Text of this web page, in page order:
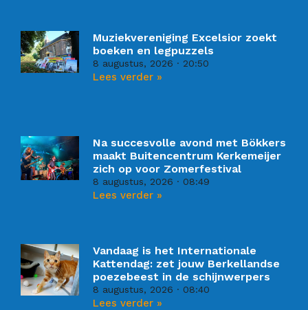
Muziekvereniging Excelsior zoekt
boeken en legpuzzels
8 augustus, 2026 20:50
Lees verder »
Na succesvolle avond met Bökkers
maakt Buitencentrum Kerkemeijer
zich op voor Zomerfestival
8 augustus, 2026 08:49
Lees verder »
Vandaag is het Internationale
Kattendag: zet jouw Berkellandse
poezebeest in de schijnwerpers
8 augustus, 2026 08:40
Lees verder »